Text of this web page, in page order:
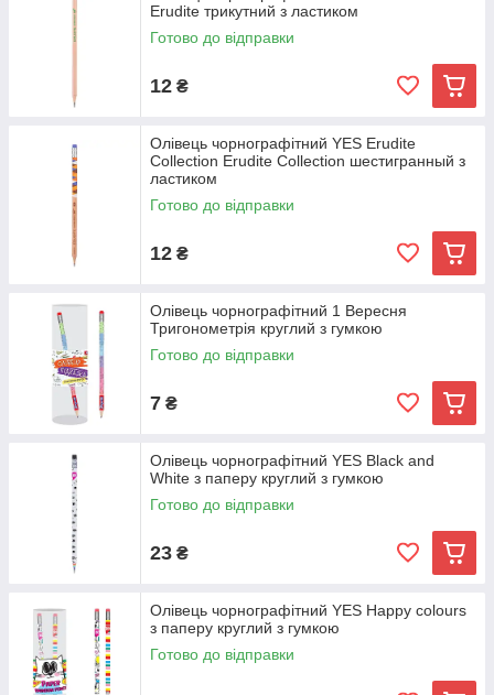
Erudite трикутний з ластиком
Готово до відправки
12 ₴
Олівець чорнографітний YES Erudite
Collection Erudite Collection шестигранный з
ластиком
Готово до відправки
12 ₴
Олівець чорнографітний 1 Вересня
Тригонометрія круглий з гумкою
Готово до відправки
7 ₴
Олівець чорнографітний YES Black and
White з паперу круглий з гумкою
Готово до відправки
23 ₴
Олівець чорнографітний YES Happy colours
з паперу круглий з гумкою
Готово до відправки